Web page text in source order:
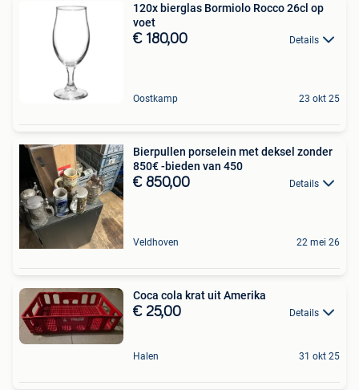
120x bierglas Bormiolo Rocco 26cl op
voet
€ 180,00 Details
Oostkamp 23 okt 25
Bierpullen porselein met deksel zonder
850€ -bieden van 450
€ 850,00 Details
Veldhoven 22 mei 26
Coca cola krat uit Amerika
€ 25,00 Details
Halen 31 okt 25